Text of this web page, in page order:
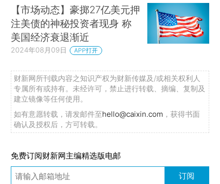
【市场动态】豪掷27亿美元押
注美债的神秘投资者现身 称
美国经济衰退渐近
2024年08月09日 APP打开
财新网所刊载内容之知识产权为财新传媒及/或相关权利人
专属所有或持有。未经许可，禁止进行转载、摘编、复制及
建立镜像等任何使用。
如有意愿转载，请发邮件至hello@caixin.com ，获得书面
确认及授权后，方可转载。
免费订阅财新网主编精选版电邮
订阅